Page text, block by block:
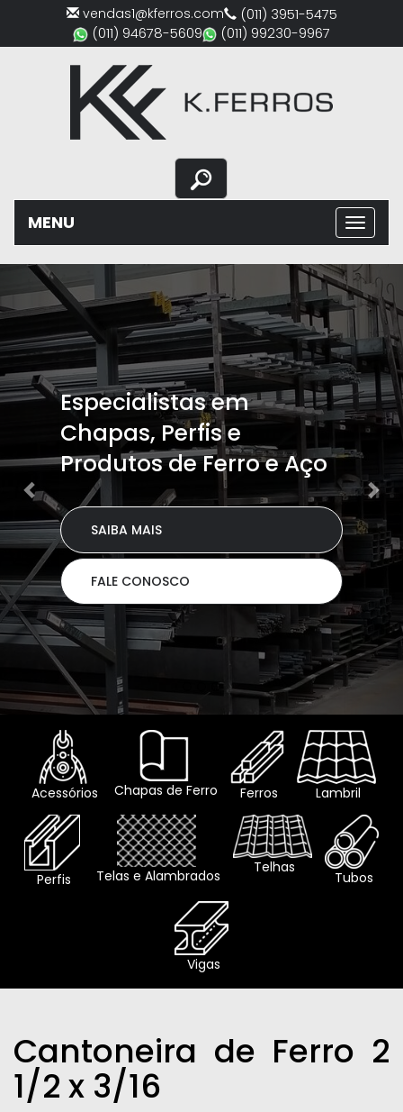
vendas1@kferros.com
(011) 3951-5475
(011) 94678-5609
(011) 99230-9967
MENU
Especialistas em
Chapas, Perfis e
Produtos de Ferro e Aço
SAIBA MAIS
FALE CONOSCO
Previous
Acessórios Chapas de Ferro Ferros Lambril
Perfis Telas e Alambrados
Telhas
Tubos
Vigas
Cantoneira de Ferro 2
1/2 x 3/16